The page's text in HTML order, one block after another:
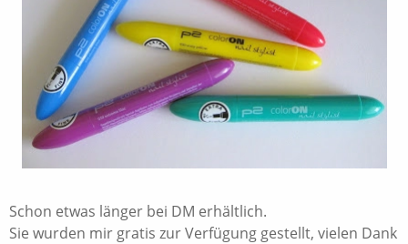
Schon etwas länger bei DM erhältlich.
Sie wurden mir gratis zur Verfügung gestellt, vielen Dank